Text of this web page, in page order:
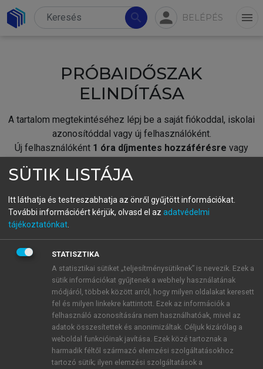
search person BELÉPÉS menu
PRÓBAIDŐSZAK
ELINDÍTÁSA
A tartalom megtekintéséhez lépj be a saját fiókoddal, iskolai
azonosítóddal vagy új felhasználóként.
Új felhasználóként 1 óra díjmentes hozzáférésre vagy
fiókoddal,vagy hozz létre új fiókot.
A regisztráció után apróbaidőszakautomatikusan
BELÉPÉS SAJÁT FIÓKKAL
ÚJ FIÓK LÉTREHOZÁSA
1 óra díjmentes hozzáférés
E-MAIL-CÍM
SÜTIK LISTÁJA
Itt láthatja és testreszabhatja az önről gyűjtött információkat.
További információért kérjük, olvasd el az adatvédelmi
tájékoztatónkat
STATISZTIKA
A statisztikai sütiket „teljesítménysütiknek” is nevezik. Ezek a
sütik információkat gyűjtenek a webhely használatának
módjáról, többek között arról, hogy milyen oldalakat keresett
fel és milyen linkekre kattintott. Ezek az információk a
felhasználó azonosítására nem használhatóak, mivel az
adatok összesítettek és anonimizáltak. Céljuk kizárólag a
weboldal funkcióinak javítása. Ezek közé tartoznak a
harmadik féltől származó elemzési szolgáltatásokhoz
tartozó sütik; ilyen elemzési szolgáltatások a